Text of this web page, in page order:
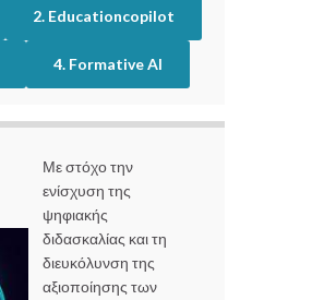
2. Educationcopilot
4. Formative AI
Με στόχο την
ενίσχυση της
ψηφιακής
διδασκαλίας και τη
διευκόλυνση της
αξιοποίησης των